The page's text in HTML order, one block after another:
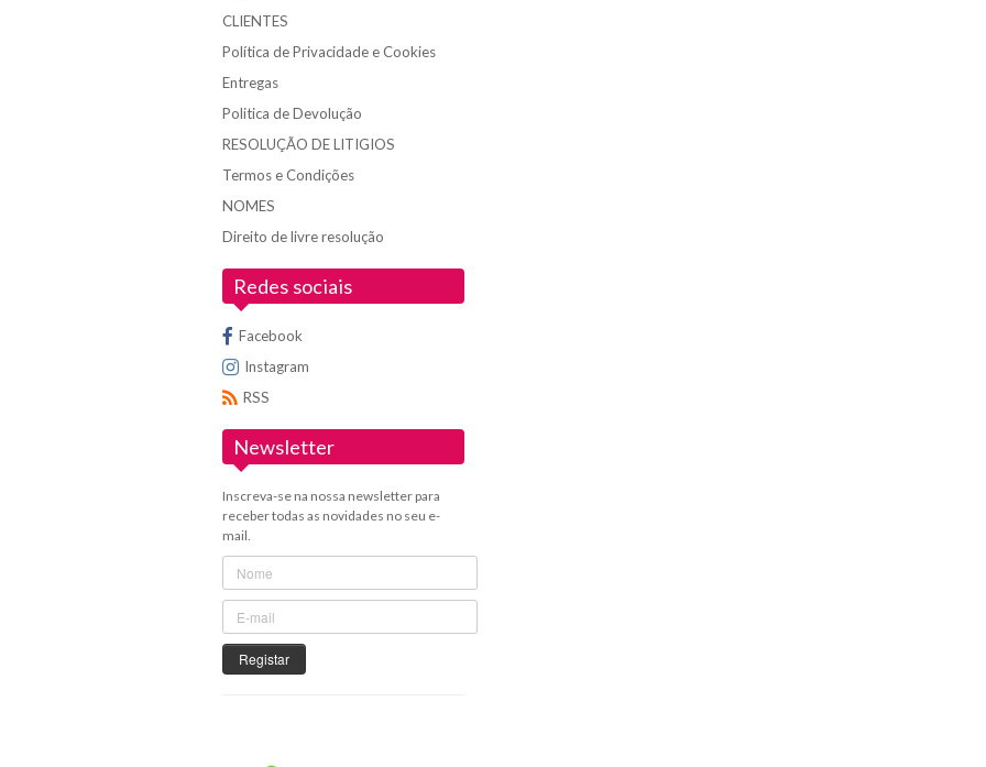
CLIENTES
Política de Privacidade e Cookies
Entregas
Politica de Devolução
RESOLUÇÃO DE LITIGIOS
Termos e Condições
NOMES
Direito de livre resolução
Redes sociais
Facebook
Instagram
RSS
Newsletter
Inscreva-se na nossa newsletter para
receber todas as novidades no seu e-
mail.
Registar